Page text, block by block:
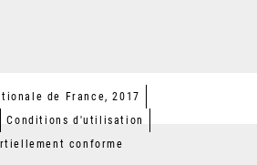
de France, 2017
Conditions d'utilisation
conforme